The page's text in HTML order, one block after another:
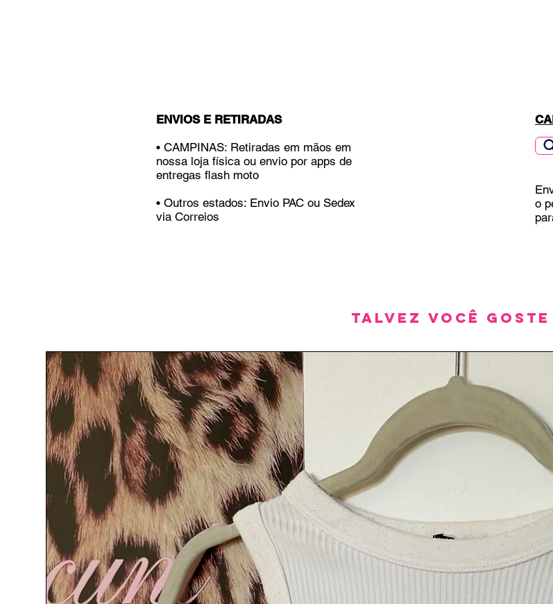
ENVIOS E RETIRADAS
• CAMPINAS: Retiradas em mãos em
nossa loja física ou envio por apps de
entregas flash moto
• Outros estados: Envio PAC ou Sedex
via Correios
o
Talvez você goste